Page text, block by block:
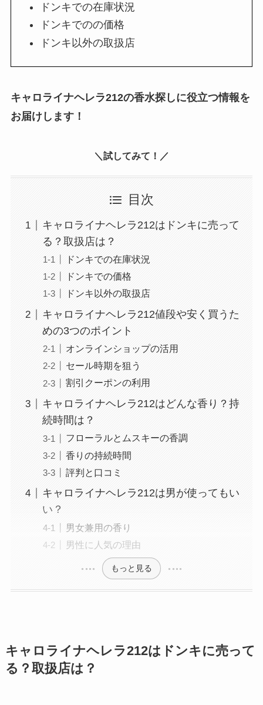
ドンキでの在庫状況
ドンキでのの価格
ドンキ以外の取扱店
キャロライナヘレラ212の香水探しに役立つ情報を
お届けします！
＼試してみて！／
目次
キャロライナヘレラ212はドンキに売って
る？取扱店は？
ドンキでの在庫状況
ドンキでの価格
ドンキ以外の取扱店
キャロライナヘレラ212値段や安く買うた
めの3つのポイント
オンラインショップの活用
セール時期を狙う
割引クーポンの利用
キャロライナヘレラ212はどんな香り？持
続時間は？
フローラルとムスキーの香調
香りの持続時間
評判と口コミ
キャロライナヘレラ212は男が使ってもい
い？
男女兼用の香り
男性に人気の理由
もっと見る
キャロライナヘレラ212はドンキに売って
る？取扱店は？